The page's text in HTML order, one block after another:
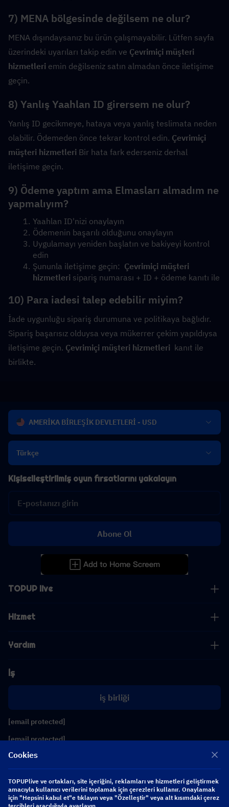
7) MENA bölgesinde değilsem ne olur?
MENA dışındaysanız bu ürün çalışmayabilir. Lütfen sayfa
üzerindeki uyarıları takip edin ve Çevrimiçi müşteri
hizmetleri emin değilseniz satın almadan önce iletişime
geçin.
8) Yanlış Yaahlan ID girersem ne olur?
Yanlış ID gecikmeye, hataya veya yanlış teslimata neden
olabilir. Ödemeden önce tekrar kontrol edin. Çevrimiçi
müşteri hizmetleri Bir hata fark ederseniz derhal
iletişime geçin.
9) Ödeme yaptım ama Elmasları almadım ne
yapmalıyım?
Yaahlan ID'nizi onaylayın
Ödemenin başarılı olduğunu onaylayın
Uygulamayı yeniden başlatın ve bakiyeyi kontrol
edin
Şununla iletişime geçin: Çevrimiçi müşteri
hizmetleri sipariş numarası + ID + ödeme kanıtı ile
10) Para iadesi talep edebilir miyim?
İade uygunluğu sipariş durumuna ve politikaya bağlıdır.
Sipariş başarısız olduysa veya mükerrer çekim yapıldıysa
iletişime geçin. Çevrimiçi müşteri hizmetleri
  kanıt ile
birlikte.
AMERİKA BİRLEŞİK DEVLETLERİ - USD
Türkçe
TOPUP live
Hizmet
Yardım
İş
iş birliği
[email protected]
[email protected]
Kişiselleştirilmiş oyun fırsatlarını yakalayın
Abone Ol
Bizi takip edin
Copyright 2026 SEA WHALE TECHNOLOGY PTE.LTD. All Rights Reserved.
Cookies
TOPUPlive ve ortakları, site içeriğini, reklamları ve hizmetleri geliştirmek
amacıyla kullanıcı verilerini toplamak için çerezleri kullanır. Onaylamak
için "Hepsini kabul et"e tıklayın veya "Özelleştir" veya alt kısımdaki çerez